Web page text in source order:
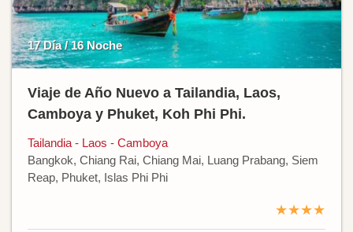
17 Día / 16 Noche
Viaje de Año Nuevo a Tailandia, Laos,
Camboya y Phuket, Koh Phi Phi.
Tailandia - Laos - Camboya
Bangkok, Chiang Rai, Chiang Mai, Luang Prabang, Siem
Reap, Phuket, Islas Phi Phi
★★★★